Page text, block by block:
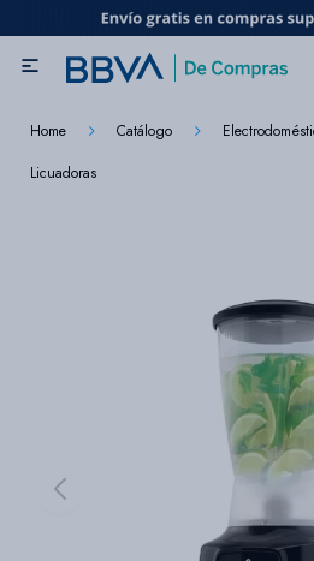

Home Catálogo
Licuadoras